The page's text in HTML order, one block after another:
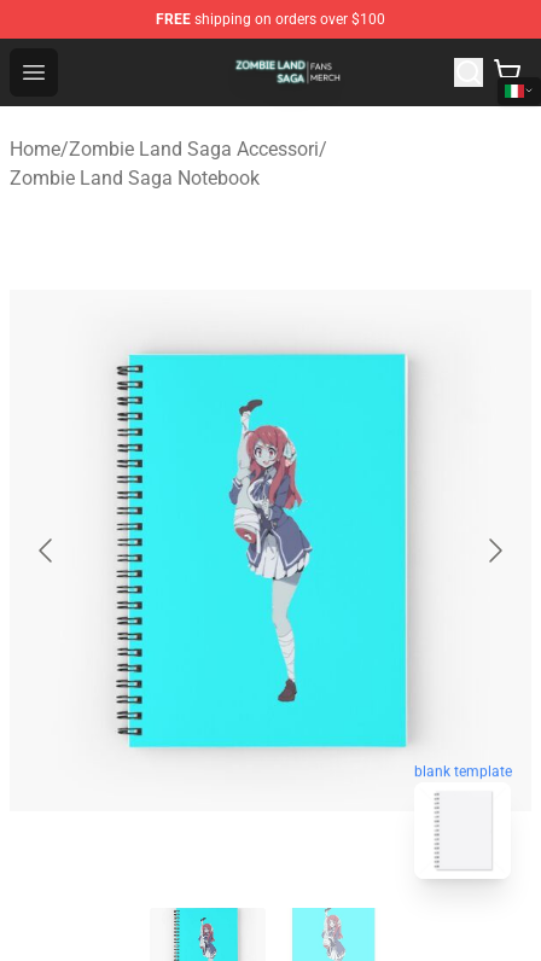
FREE shipping on orders over $100
Open menu
Zombie Land Saga Shop - Official Zombie Land Saga
Home/Zombie Land Saga Accessori/
Zombie Land Saga Notebook
blank template